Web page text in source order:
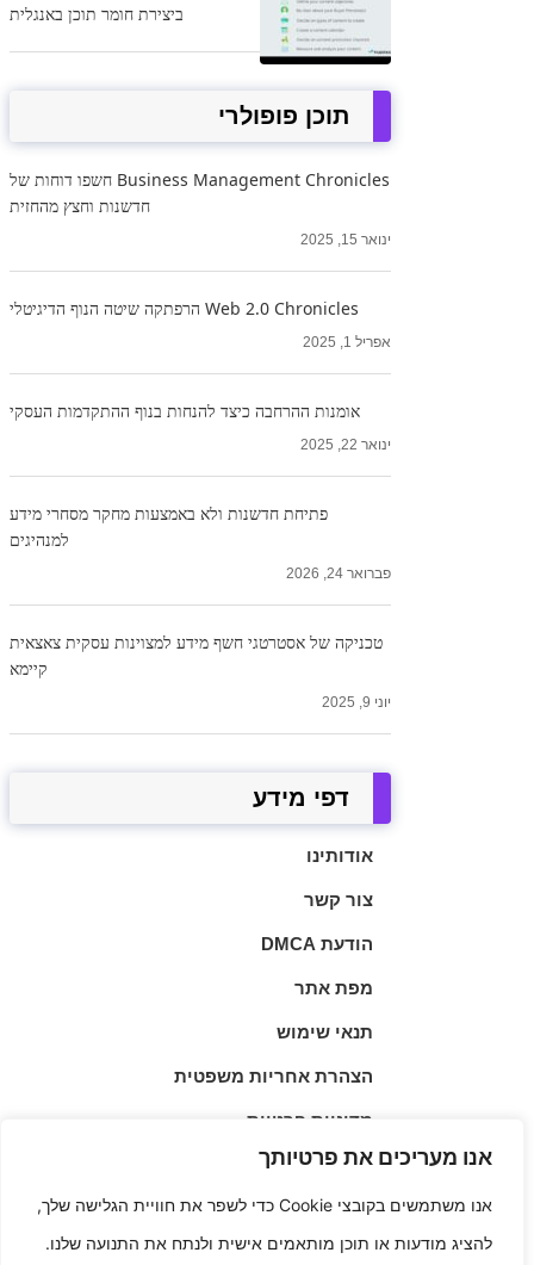
אנו מעריכים את פרטיותך
אנו משתמשים בקובצי Cookie כדי לשפר את חוויית הגלישה שלך,
להציג מודעות או תוכן מותאמים אישית ולנתח את התנועה שלנו.
ביצירת חומר תוכן באנגלית
תוכן פופולרי
Business Management Chronicles חשפו דוחות של
חדשנות וחצץ מהחזית
ינואר 15, 2025
Web 2.0 Chronicles הרפתקה שיטה הנוף הדיגיטלי
אפריל 1, 2025
אומנות ההרחבה כיצד להנחות בנוף ההתקדמות העסקי
ינואר 22, 2025
פתיחת חדשנות ולא באמצעות מחקר מסחרי מידע
למנהיגים
פברואר 24, 2026
טכניקה של אסטרטגי חשף מידע למצוינות עסקית צאצאית
קיימא
יוני 9, 2025
דפי מידע
אודותינו
צור קשר
הודעת DMCA
מפת אתר
תנאי שימוש
הצהרת אחריות משפטית
מדיניות פרטיות
מדיניות עוגיות
Cakoz.com| © 2026 | מאיה שלב הוא יזם חובב משחקים